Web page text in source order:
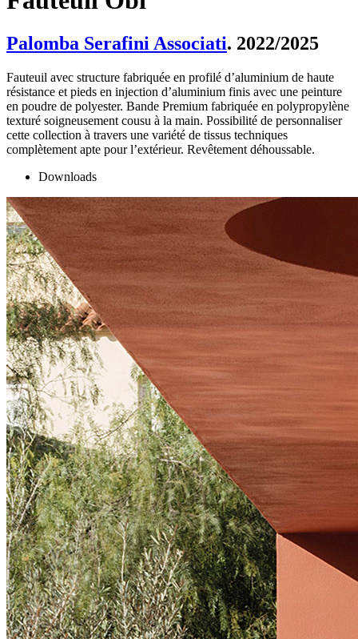
Palomba Serafini Associati. 2022/2025
Fauteuil avec structure fabriquée en profilé d’aluminium de haute
résistance et pieds en injection d’aluminium finis avec une peinture
en poudre de polyester. Bande Premium fabriquée en polypropylène
texturé soigneusement cousu à la main. Possibilité de personnaliser
cette collection à travers une variété de tissus techniques
complètement apte pour l’extérieur. Revêtement déhoussable.
Downloads